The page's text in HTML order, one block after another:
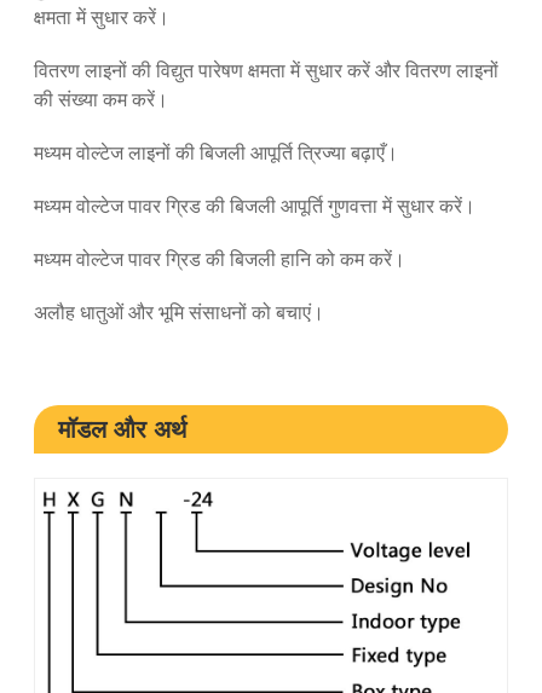
क्षमता में सुधार करें।
वितरण लाइनों की विद्युत पारेषण क्षमता में सुधार करें और वितरण लाइनों
की संख्या कम करें।
मध्यम वोल्टेज लाइनों की बिजली आपूर्ति त्रिज्या बढ़ाएँ।
मध्यम वोल्टेज पावर ग्रिड की बिजली आपूर्ति गुणवत्ता में सुधार करें।
मध्यम वोल्टेज पावर ग्रिड की बिजली हानि को कम करें।
अलौह धातुओं और भूमि संसाधनों को बचाएं।
मॉडल और अर्थ